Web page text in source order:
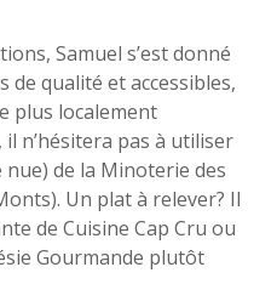
Samuel s’est donné
de qualité et accessibles,
plus localement
il n’hésitera pas à utiliser
nue) de la Minoterie des
Un plat à relever? Il
de Cuisine Cap Cru ou
Gourmande plutôt